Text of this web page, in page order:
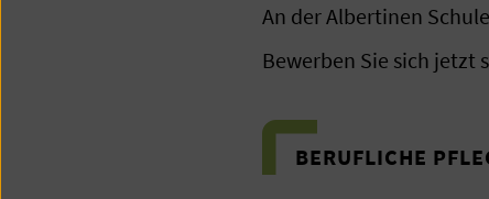
An der Albertinen
Bewerben Sie sich jetzt
BERUFLICHE